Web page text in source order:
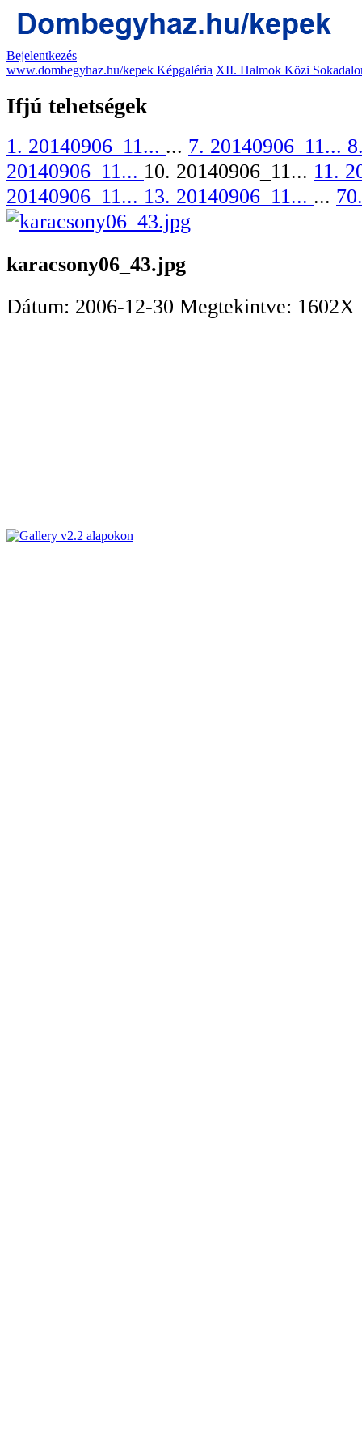
Bejelentkezés
www.dombegyhaz.hu/kepek Képgaléria XII. Halmok Közi
Ifjú tehetségek
1. 20140906_11... ... 7. 20140906_11...
20140906_11... 10. 20140906_11... 11.
20140906_11... 13. 20140906_11... ...
karacsony06_43.jpg
Dátum: 2006-12-30 Megtekintve: 1602X